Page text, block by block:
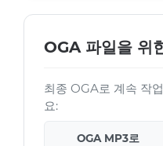
OGA 파일을 위
최종 OGA로 계속 작
요:
OGA MP3로